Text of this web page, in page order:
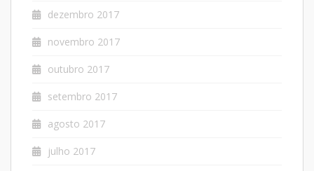
dezembro 2017
novembro 2017
outubro 2017
setembro 2017
agosto 2017
julho 2017